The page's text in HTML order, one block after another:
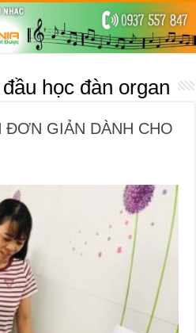
học đàn organ
ĐƠN GIẢN DÀNH CHO